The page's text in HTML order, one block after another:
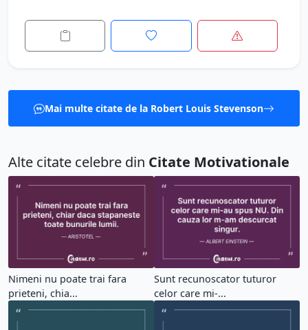
Mai multe citate de la Robert Louis Stevenson
Alte citate celebre din Citate Motivationale
Nimeni nu poate trai fara
prieteni, chia...
Sunt recunoscator tuturor
celor care mi-...